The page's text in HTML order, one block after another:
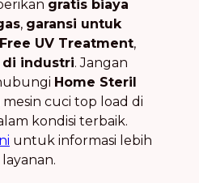
gratis biaya
, garansi untuk
Free UV Treatment,
industri. Jangan
Home Steril
cuci top load di
kondisi terbaik.
untuk informasi lebih